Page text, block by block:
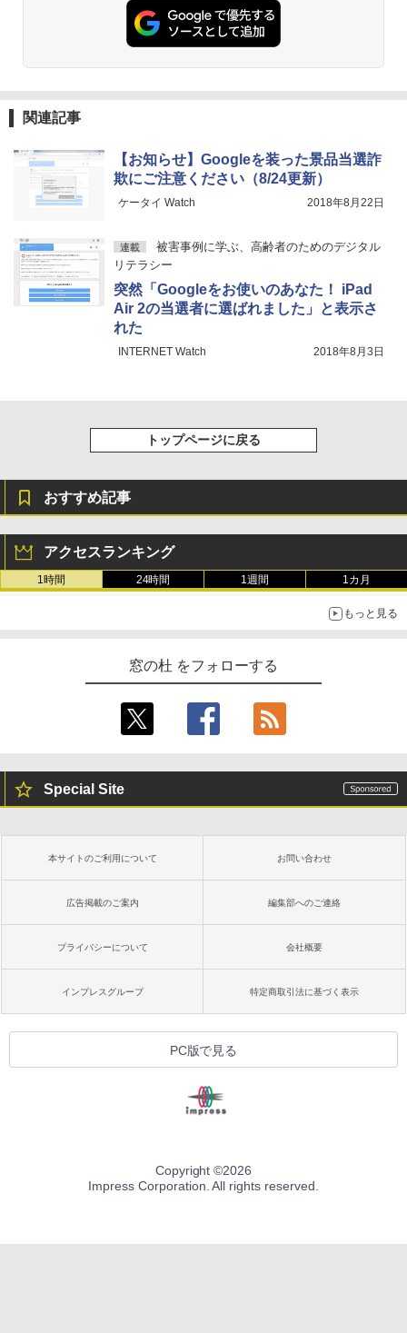
Microsoft Office Home & Business 202
4(最新 永続版)|オンラインコード版|Wind
ows11、10/mac対応|PC2台
定バーチャルアイテムを含む】 【オンラ
インゲームコード】 ロブロックス | オン
ラインコード版
Windows版 | Minecraft (マインクラフ
ト): Java & Bedrock Edition | オンライ
ンコード版
方 マニュアル AI副業にもコンテンツ作成
にもKindle出版にも！ 非エンジニアのた
めのAIコーディング入門シリーズ
￥1,292
FM TOWNS ハイパー・カタログ: 本体ハ
ードウェア・市販ソフトウェアのパーフ
￥1,600
Kindle Paperwhite シグニチャーエディ
ション (32GB) 7インチディスプレイ、明
Amazon Kindle Colorsoft | 16GBストレ
ージ、防水、7インチカラーディスプレ
イ、色調調節ライト、最大8週間持続バッ
売)
レージ、ノート機能搭載、明るさ自動調
関連記事
【お知らせ】Googleを装った景品当選詐
欺にご注意ください（8/24更新）
ケータイ Watch 2018年8月22日
連載
被害事例に学ぶ、高齢者のためのデジタル
リテラシー
突然「Googleをお使いのあなた！ iPad
Air 2の当選者に選ばれました」と表示さ
れた
INTERNET Watch 2018年8月3日
トップページに戻る
おすすめ記事
アクセスランキング
1時間 24時間 1週間 1カ月
もっと見る
窓の杜 をフォローする
Special Site
本サイトのご利用について お問い合わせ
広告掲載のご案内 編集部へのご連絡
プライバシーについて 会社概要
インプレスグループ 特定商取引法に基づく表示
PC版で見る
Copyright ©2026
Impress Corporation. All rights reserved.